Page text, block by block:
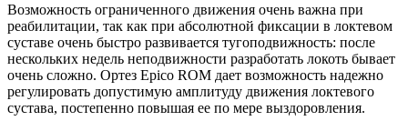
Возможность ограниченного движения очень важна при
реабилитации, так как при абсолютной фиксации в локтевом
суставе очень быстро развивается тугоподвижность: после
нескольких недель неподвижности разработать локоть бывает
очень сложно. Ортез Epico ROM дает возможность надежно
регулировать допустимую амплитуду движения локтевого
сустава, постепенно повышая ее по мере выздоровления.